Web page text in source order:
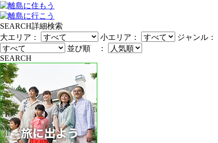
SEARCH詳細検索
大エリア：
小エリア：
ジャンル：
並び順 ：
SEARCH